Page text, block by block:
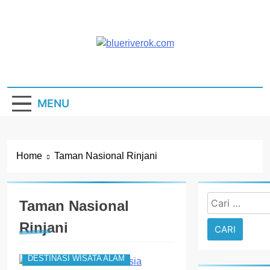
MENU
Home Taman Nasional Rinjani
Taman Nasional
Rinjani
DESTINASI WISATA ALAM
7 Taman
Cari
untuk: